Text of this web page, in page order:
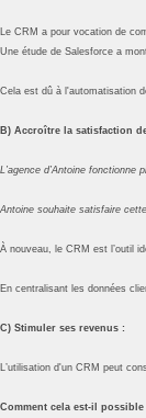
Le CRM a pour vocation de
Une étude de Salesforce a
Cela est dû à l'automatisation
B) Accroître la satisfaction
L’agence d’Antoine
Antoine souhaite satisfaire
À nouveau, le CRM est l’outil
En centralisant les données
C) Stimuler ses revenus :
L’utilisation d'un CRM peut
Comment cela est-il possible